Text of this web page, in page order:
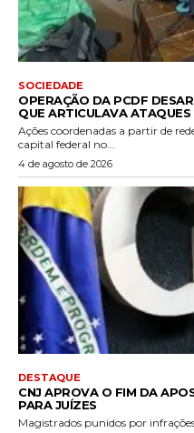
SOCIEDADE
OPERAÇÃO DA PCDF
QUE ARTICULAVA ATAQUES
Ações coordenadas a partir de
capital federal no...
4 de agosto de 2026
DESTAQUE
CNJ APROVA O FIM DA
PARA JUÍZES
Magistrados punidos por